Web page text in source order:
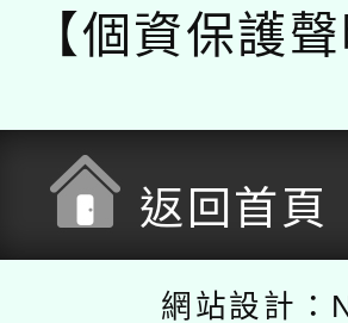
【個資保護聲
返回首頁
網站設計：